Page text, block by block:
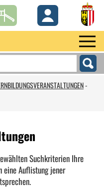
-
Suchkriterien Ihre
eine Auflistung jener